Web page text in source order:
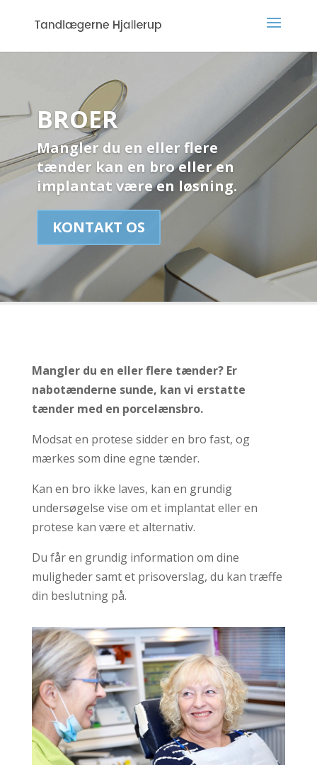
BROER
Mangler du en eller flere
tænder kan en bro eller en
implantat være en løsning.
KONTAKT OS
Mangler du en eller flere tænder? Er
nabotænderne sunde, kan vi erstatte
tænder med en porcelænsbro.
Modsat en protese sidder en bro fast, og
mærkes som dine egne tænder.
Kan en bro ikke laves, kan en grundig
undersøgelse vise om et implantat eller en
protese kan være et alternativ.
Du får en grundig information om dine
muligheder samt et prisoverslag, du kan træffe
din beslutning på.